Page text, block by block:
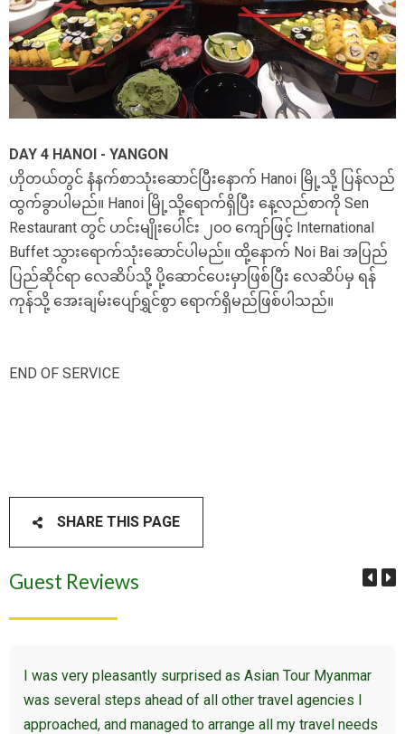
DAY 4 HANOI - YANGON
ဟိုတယ်တွင် နံနက်စာသုံးဆောင်ပြီးနောက် Hanoi မြို့သို့ ပြန်လည်
ထွက်ခွာပါမည်။ Hanoi မြို့သို့ရောက်ရှိပြီး နေ့လည်စာကို Sen
Restaurant တွင် ဟင်းမျိုးပေါင်း ၂၀၀ ကျော်ဖြင့် International
Buffet သွားရောက်သုံးဆောင်ပါမည်။ ထို့နောက် Noi Bai အပြည်
ပြည်ဆိုင်ရာ လေဆိပ်သို့ ပို့ဆောင်ပေးမှာဖြစ်ပြီး လေဆိပ်မှ ရန်
ကုန်သို့ အေးချမ်းပျော်ရွှင်စွာ ရောက်ရှိမည်ဖြစ်ပါသည်။
END OF SERVICE
SHARE THIS PAGE
Guest Reviews
I was very pleasantly surprised as Asian Tour Myanmar
was several steps ahead of all other travel agencies I
approached, and managed to arrange all my travel needs